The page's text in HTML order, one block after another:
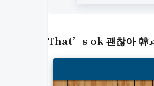
That’s ok 괜찮아 韓